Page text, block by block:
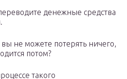
денежные средства
не можете потерять ничего,
потом?
такого